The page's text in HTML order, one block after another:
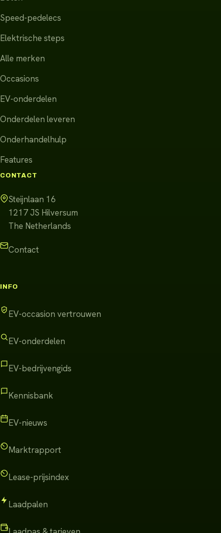
Speed-pedelecs
Elektrische steps
Alle merken
Occasions
EV-onderdelen
Onderdelen leveren
Onderhandelhulp
Features
CONTACT
Steijnlaan 16
1217 JS Hilversum
The Netherlands
Contact
INFO
EV-occasion vertrouwen
EV-onderdelen
EV-bedrijvengids
Kennisbank
EV-nieuws
Marktrapport
Lease-prijsindex
Laadpalen